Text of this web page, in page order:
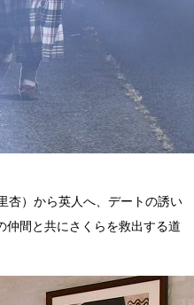
杏）から英人へ、デートの誘い
間と共にさくらを救出する道